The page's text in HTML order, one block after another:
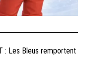
: Les Bleus remportent